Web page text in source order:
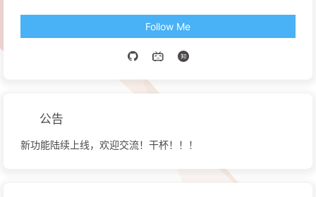
Follow Me
公告
新功能陆续上线，欢迎交流！干杯！！！